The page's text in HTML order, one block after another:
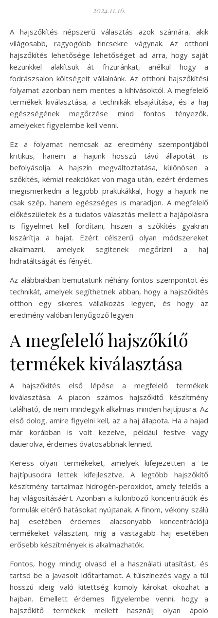
2024.11.16.
A hajszőkítés népszerű választás azok számára, akik
világosabb, ragyogóbb tincsekre vágynak. Az otthoni
hajszőkítés lehetősége lehetőséget ad arra, hogy saját
kezünkkel alakítsuk át frizuránkat, anélkül hogy a
fodrászsalon költségeit vállalnánk. Az otthoni hajszőkítési
folyamat azonban nem mentes a kihívásoktól. A megfelelő
termékek kiválasztása, a technikák elsajátítása, és a haj
egészségének megőrzése mind fontos tényezők,
amelyeket figyelembe kell venni.
Ez a folyamat nemcsak az eredmény szempontjából
kritikus, hanem a hajunk hosszú távú állapotát is
befolyásolja. A hajszín megváltoztatása, különösen a
szőkítés, kémiai reakciókat von maga után, ezért érdemes
megismerkedni a legjobb praktikákkal, hogy a hajunk ne
csak szép, hanem egészséges is maradjon. A megfelelő
előkészületek és a tudatos választás mellett a hajápolásra
is figyelmet kell fordítani, hiszen a szőkítés gyakran
kiszárítja a hajat. Ezért célszerű olyan módszereket
alkalmazni, amelyek segítenek megőrizni a haj
hidratáltságát és fényét.
Az alábbiakban bemutatunk néhány fontos szempontot és
technikát, amelyek segíthetnek abban, hogy a hajszőkítés
otthon egy sikeres vállalkozás legyen, és hogy az
eredmény valóban lenyűgöző legyen.
A megfelelő hajszőkítő
termékek kiválasztása
A hajszőkítés első lépése a megfelelő termékek
kiválasztása. A piacon számos hajszőkítő készítmény
található, de nem mindegyik alkalmas minden hajtípusra. Az
első dolog, amire figyelni kell, az a haj állapota. Ha a hajad
már korábban is volt kezelve, például festve vagy
dauerolva, érdemes óvatosabbnak lenned.
Keress olyan termékeket, amelyek kifejezetten a te
hajtípusodra lettek kifejlesztve. A legtöbb hajszőkítő
készítmény tartalmaz hidrogén-peroxidot, amely felelős a
haj világosításáért. Azonban a különböző koncentrációk és
formulák eltérő hatásokat nyújtanak. A finom, vékony szálú
haj esetében érdemes alacsonyabb koncentrációjú
termékeket választani, míg a vastagabb haj esetében
erősebb készítmények is alkalmazhatók.
Fontos, hogy mindig olvasd el a használati utasítást, és
tartsd be a javasolt időtartamot. A túlszínezés vagy a túl
hosszú ideig való kitettség komoly károkat okozhat a
hajban. Emellett érdemes figyelembe venni, hogy a
hajszőkítő termékek mellett használj olyan ápoló